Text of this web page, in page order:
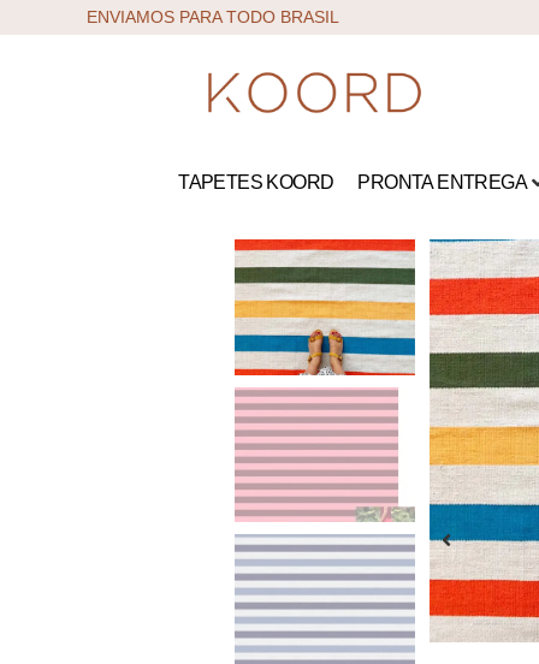
ENVIAMOS PARA TODO BRASIL
TAPETES KOORD PRONTA ENTREGA